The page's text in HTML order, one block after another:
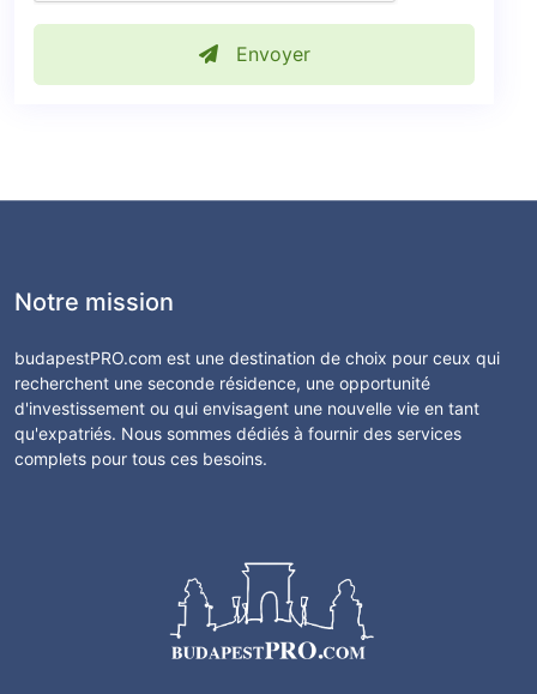
Envoyer
Notre mission
budapestPRO.com est une destination de choix pour ceux qui
recherchent une seconde résidence, une opportunité
d'investissement ou qui envisagent une nouvelle vie en tant
qu'expatriés. Nous sommes dédiés à fournir des services
complets pour tous ces besoins.